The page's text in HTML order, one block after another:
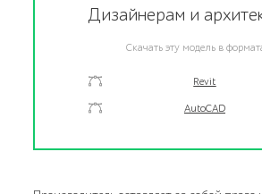
Дизайнерам и
Скачать эту модель в
Revit
AutoCAD